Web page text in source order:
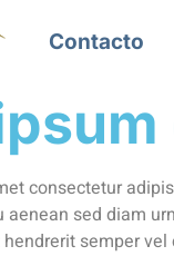
Contacto
consectetur
sed diam
semper